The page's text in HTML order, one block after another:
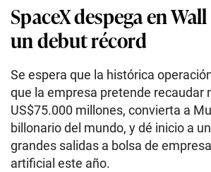
SpaceX despega en
un debut récord
Se espera que la histórica
que la empresa pretende recaudar
US$75.000 millones, convierta a
billonario del mundo, y dé inicio a
grandes salidas a bolsa de
artificial este año.